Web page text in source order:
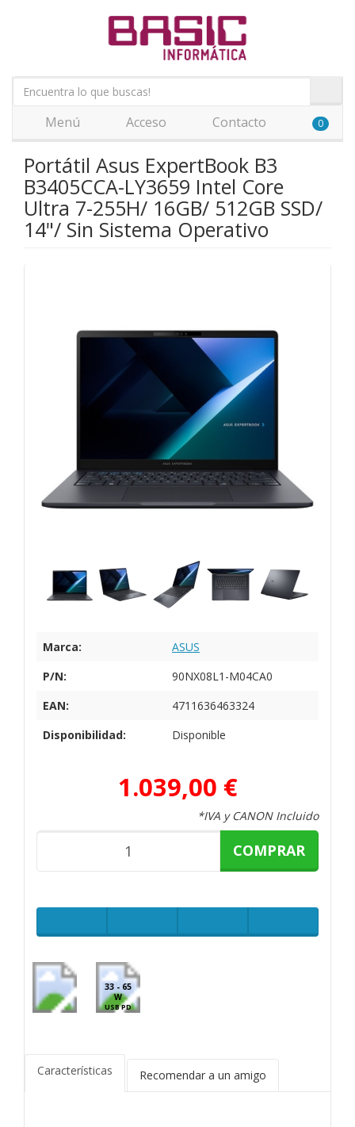
Menú Acceso Contacto 0
Portátil Asus ExpertBook B3
B3405CCA-LY3659 Intel Core
Ultra 7-255H/ 16GB/ 512GB SSD/
14"/ Sin Sistema Operativo
Marca:
ASUS
P/N:
90NX08L1-M04CA0
EAN:
4711636463324
Disponibilidad:
Disponible
1.039,00 €
*IVA y CANON Incluido
COMPRAR
33 - 65
W
USB PD
Características Recomendar a un amigo